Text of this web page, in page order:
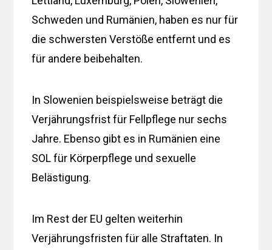
Schweden und Rumänien, haben es nur für
die schwersten Verstöße entfernt und es
für andere beibehalten.
In Slowenien beispielsweise beträgt die
Verjährungsfrist für Fellpflege nur sechs
Jahre. Ebenso gibt es in Rumänien eine
SOL für Körperpflege und sexuelle
Belästigung.
Im Rest der EU gelten weiterhin
Verjährungsfristen für alle Straftaten. In